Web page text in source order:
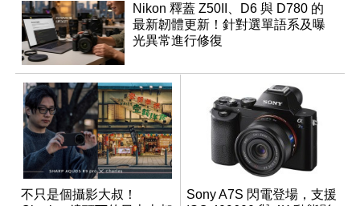
Nikon 釋蓋 Z50II、D6 與 D780 的
最新韌體更新！針對選單語系及曝
光異常進行修復
不只是個攝影大叔！
Sony A7S 閃電登場，支援